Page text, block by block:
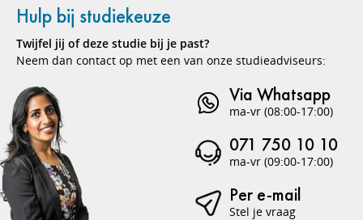
Hulp bij studiekeuze
Twijfel jij of deze studie bij je past?
Neem dan contact op met een van onze studieadviseurs:
Via Whatsapp
ma-vr (08:00-17:00)
071 750 10 10
ma-vr (09:00-17:00)
Per e-mail
Stel je vraag